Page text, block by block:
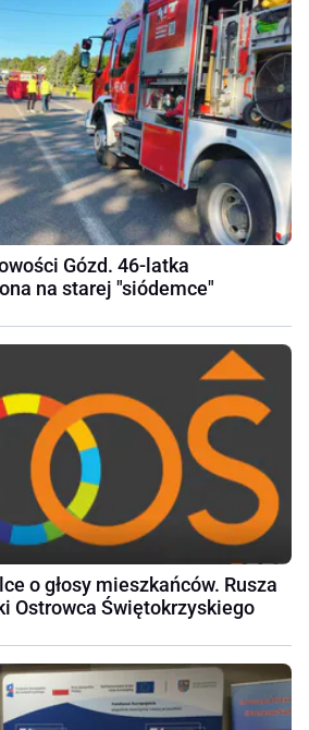
Gózd. 46-latka
na starej "siódemce"
o głosy mieszkańców. Rusza
Ostrowca Świętokrzyskiego